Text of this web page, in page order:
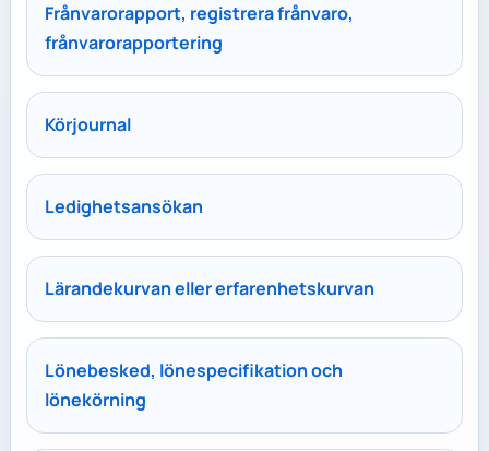
Frånvarorapport, registrera frånvaro,
frånvarorapportering
Körjournal
Ledighetsansökan
Lärandekurvan eller erfarenhetskurvan
Lönebesked, lönespecifikation och
lönekörning